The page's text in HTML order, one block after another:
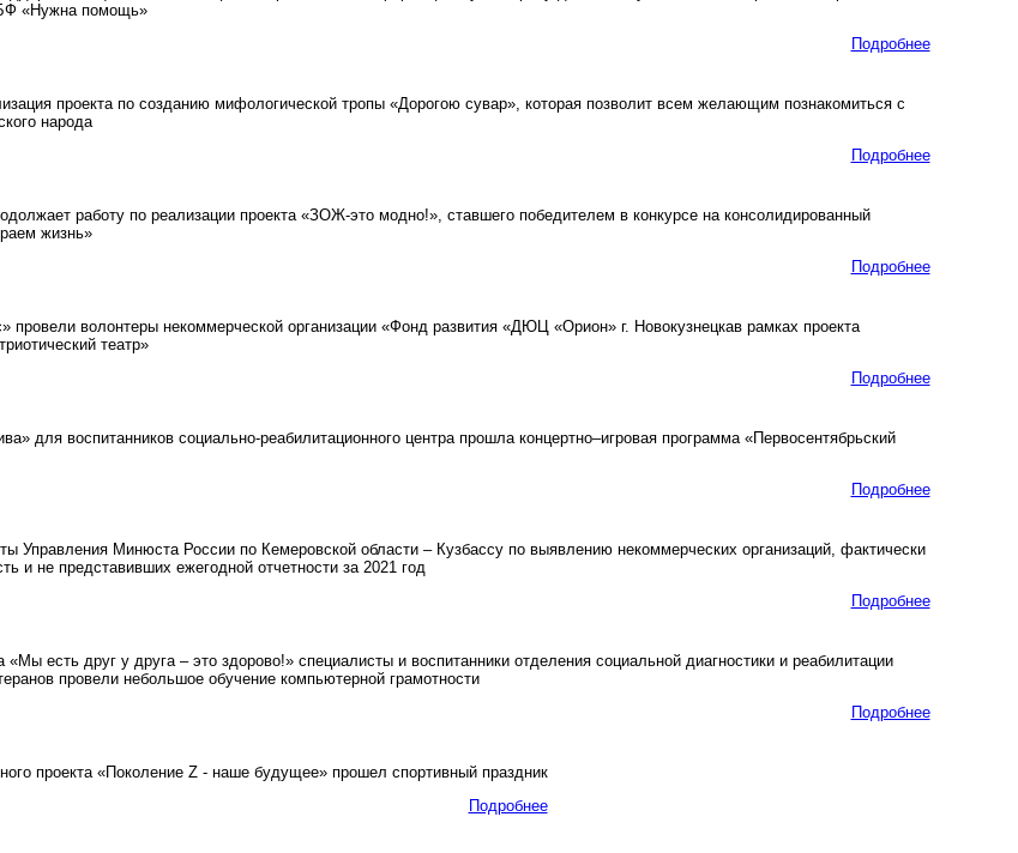
«Нужна помощь»
Подробнее
проекта по созданию мифологической тропы «Дорогою сувар», которая позволит всем желающим познакомиться с
народа
Подробнее
работу по реализации проекта «ЗОЖ-это модно!», ставшего победителем в конкурсе на консолидированный
жизнь»
Подробнее
провели волонтеры некоммерческой организации «Фонд развития «ДЮЦ «Орион» г. Новокузнецкав рамках проекта
театр»
Подробнее
для воспитанников социально-реабилитационного центра прошла концертно–игровая программа «Первосентябрьский
Подробнее
Управления Минюста России по Кемеровской области – Кузбассу по выявлению некоммерческих организаций, фактически
и не представивших ежегодной отчетности за 2021 год
Подробнее
есть друг у друга – это здорово!» специалисты и воспитанники отделения социальной диагностики и реабилитации
провели небольшое обучение компьютерной грамотности
Подробнее
проекта «Поколение Z - наше будущее» прошел спортивный праздник
Подробнее